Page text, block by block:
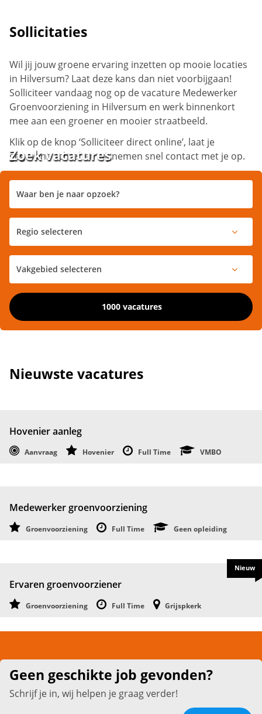
Sollicitaties
Wil jij jouw groene ervaring inzetten op mooie locaties
in Hilversum? Laat deze kans dan niet voorbijgaan!
Solliciteer vandaag nog op de vacature Medewerker
Groenvoorziening in Hilversum en werk binnenkort
mee aan een groener en mooier straatbeeld.
Klik op de knop ‘Solliciteer direct online’, laat je
gegevens achter en wij nemen snel contact met je op.
Zoek vacatures
1000 vacatures
Nieuwste vacatures
Hovenier aanleg
Aanvraag Hovenier Full Time VMBO
Medewerker groenvoorziening
Groenvoorziening Full Time Geen opleiding
Ervaren groenvoorziener
Groenvoorziening Full Time Grijspkerk
Nieuw
Geen geschikte job gevonden?
Schrijf je in, wij helpen je graag verder!